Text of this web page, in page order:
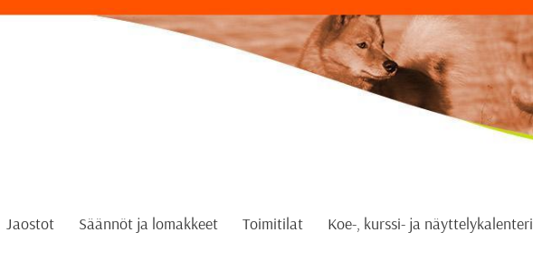
Jaostot Säännöt ja lomakkeet Toimitilat Koe-, kurssi- ja